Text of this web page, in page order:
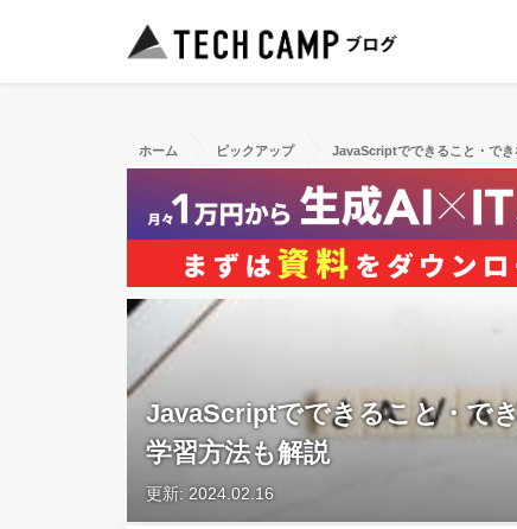
ホーム ピックアップ JavaScriptでできること・で
JavaScriptでできること・で
学習方法も解説
更新: 2024.02.16